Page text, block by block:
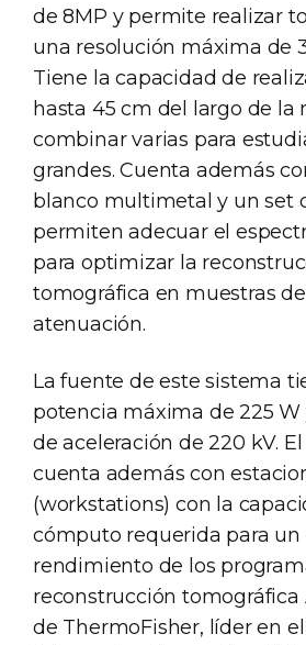
de 8MP y permite realizar
una resolución máxima de
Tiene la capacidad de
hasta 45 cm del largo de la
combinar varias para
grandes. Cuenta además
blanco multimetal y un set
permiten adecuar el
para optimizar la
tomográfica en muestras
atenuación.
La fuente de este sistema
potencia máxima de 225
de aceleración de 220 kV.
cuenta además con
(workstations) con la
cómputo requerida para
rendimiento de los
reconstrucción tomográfica
de ThermoFisher, líder en